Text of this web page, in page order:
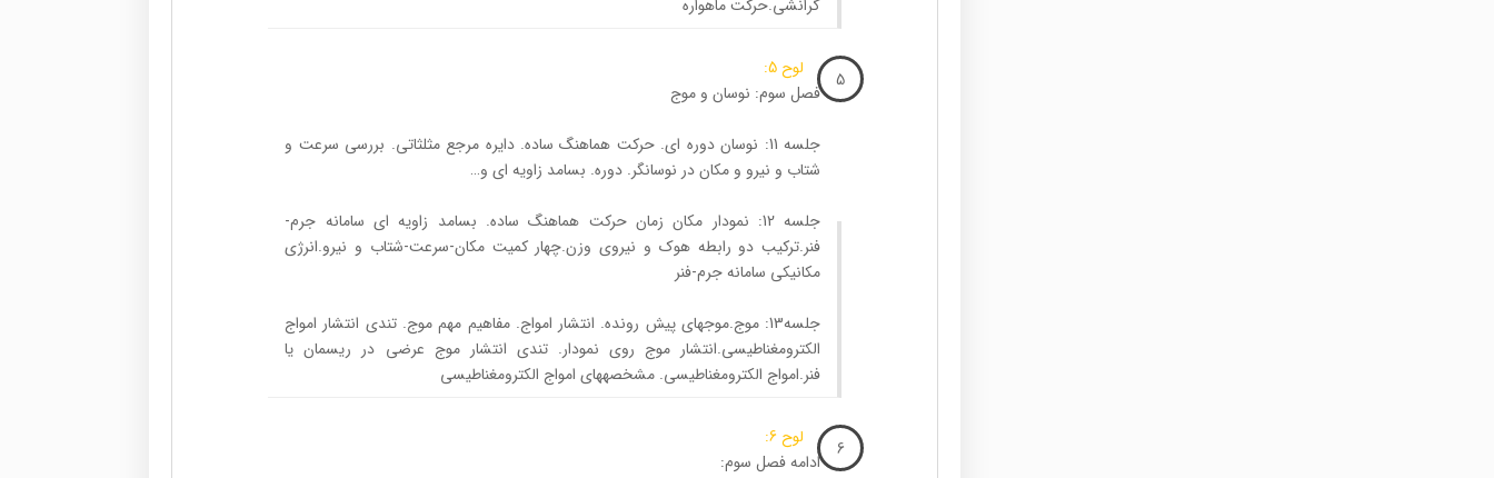
گرانشی.حرکت ماهواره
5
لوح 5:
فصل سوم: نوسان و موج
جلسه 11: نوسان دوره ای. حرکت هماهنگ ساده. دایره مرجع مثلثاتی. بررسی سرعت و
شتاب و نیرو و مکان در نوسانگر. دوره. بسامد زاویه ای و…
جلسه 12: نمودار مکان زمان حرکت هماهنگ ساده. بسامد زاویه ای سامانه جرم-
فنر.ترکیب دو رابطه هوک و نیروی وزن.چهار کمیت مکان-سرعت-شتاب و نیرو.انرژی
مکانیکی سامانه جرم-فنر
جلسه13: موج.موج­های پیش رونده. انتشار امواج. مفاهیم مهم موج. تندی انتشار امواج
الکترومغناطیسی.انتشار موج روی نمودار. تندی انتشار موج عرضی در ریسمان یا
فنر.امواج الکترومغناطیسی. مشخصه­های امواج الکترومغناطیسی
6
لوح 6:
ادامه فصل سوم: